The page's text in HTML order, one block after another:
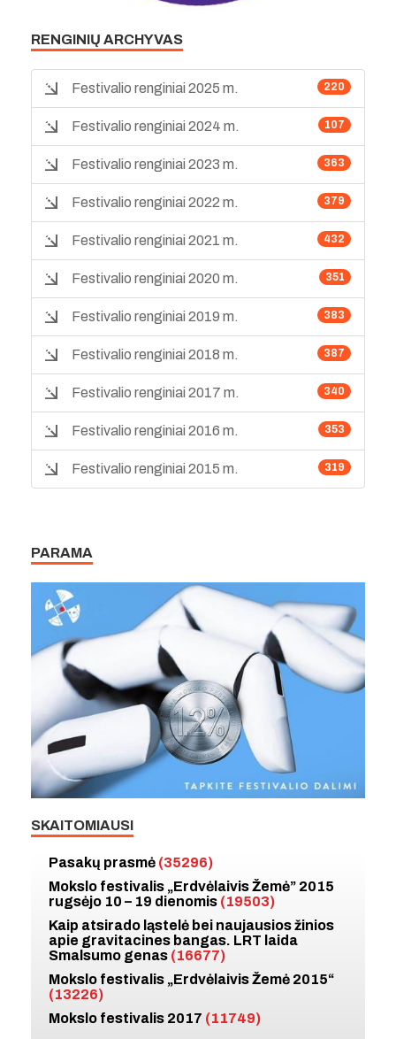
RENGINIŲ ARCHYVAS
220
Festivalio renginiai 2025 m.
107
Festivalio renginiai 2024 m.
363
Festivalio renginiai 2023 m.
379
Festivalio renginiai 2022 m.
432
Festivalio renginiai 2021 m.
351
Festivalio renginiai 2020 m.
383
Festivalio renginiai 2019 m.
387
Festivalio renginiai 2018 m.
340
Festivalio renginiai 2017 m.
353
Festivalio renginiai 2016 m.
319
Festivalio renginiai 2015 m.
PARAMA
SKAITOMIAUSI
Pasakų prasmė (35296)
Mokslo festivalis „Erdvėlaivis Žemė” 2015
rugsėjo 10 – 19 dienomis (19503)
Kaip atsirado ląstelė bei naujausios žinios
apie gravitacines bangas. LRT laida
Smalsumo genas (16677)
Mokslo festivalis „Erdvėlaivis Žemė 2015“
(13226)
Mokslo festivalis 2017 (11749)